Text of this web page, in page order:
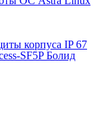
корпуса IP 67
SF5P Болид